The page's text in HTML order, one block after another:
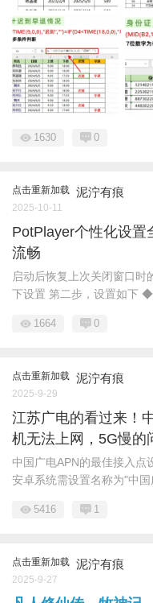
1630 0
点击重新加载 泥泞有痕
2025-10-11
PotPlayer个性化设置
流畅
启动后恢复上次关闭窗口时
下设置 第二步，设置如下 ◆
1664 0
点击重新加载 泥泞有痕
2025-9-29
江苏广电的看过来！
机无法上网，5G慢的
中国广电APN的最佳接入点
安卓系统需设置名称为"中国
5416 1
点击重新加载 泥泞有痕
2025-9-27